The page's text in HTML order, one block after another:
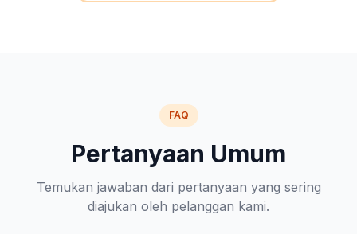
FAQ
Pertanyaan Umum
Temukan jawaban dari pertanyaan yang sering
diajukan oleh pelanggan kami.